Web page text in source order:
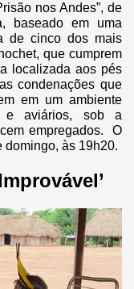
nos Andes”, de
baseado em uma
de cinco dos mais
que cumprem
localizada aos pés
condenações que
em um ambiente
e aviários, sob a
empregados. O
domingo, às 19h20.